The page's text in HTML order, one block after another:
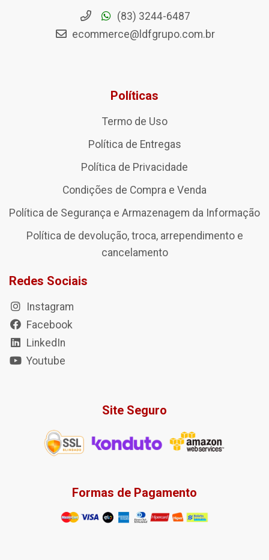
(83) 3244-6487
ecommerce@ldfgrupo.com.br
Políticas
Termo de Uso
Política de Entregas
Política de Privacidade
Condições de Compra e Venda
Política de Segurança e Armazenagem da Informação
Política de devolução, troca, arrependimento e
cancelamento
Redes Sociais
Instagram
Facebook
LinkedIn
Youtube
Site Seguro
Formas de Pagamento